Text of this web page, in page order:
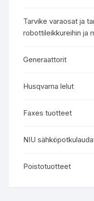
Tarvike varaosat ja
robottileikkureihin ja
Generaattorit
Husqvarna lelut
Faxes tuotteet
NIU
Poistotuotteet